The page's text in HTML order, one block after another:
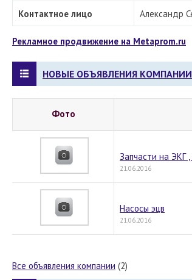
Контактное лицо Александр
Рекламное продвижение на Metaprom.ru
НОВЫЕ ОБЪЯВЛЕНИЯ
Фото
Запчасти на ЭКГ
21.06.2016
Насосы эцв
21.06.2016
Все объявления компании (2)